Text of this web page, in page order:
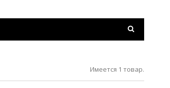
Имеется 1 товар.